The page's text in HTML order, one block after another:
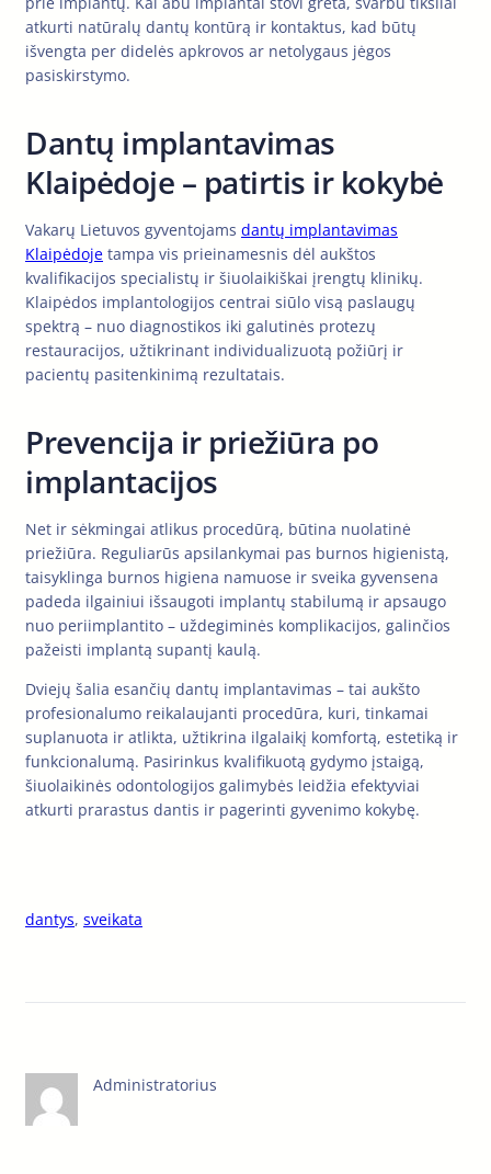
atkurti natūralų dantų kontūrą ir kontaktus, kad būtų
išvengta per didelės apkrovos ar netolygaus jėgos
pasiskirstymo.
Dantų implantavimas
Klaipėdoje – patirtis ir kokybė
Vakarų Lietuvos gyventojams dantų implantavimas
Klaipėdoje tampa vis prieinamesnis dėl aukštos
kvalifikacijos specialistų ir šiuolaikiškai įrengtų klinikų.
Klaipėdos implantologijos centrai siūlo visą paslaugų
spektrą – nuo diagnostikos iki galutinės protezų
restauracijos, užtikrinant individualizuotą požiūrį ir
pacientų pasitenkinimą rezultatais.
Prevencija ir priežiūra po
implantacijos
Net ir sėkmingai atlikus procedūrą, būtina nuolatinė
priežiūra. Reguliarūs apsilankymai pas burnos higienistą,
taisyklinga burnos higiena namuose ir sveika gyvensena
padeda ilgainiui išsaugoti implantų stabilumą ir apsaugo
nuo periimplantito – uždegiminės komplikacijos, galinčios
pažeisti implantą supantį kaulą.
Dviejų šalia esančių dantų implantavimas – tai aukšto
profesionalumo reikalaujanti procedūra, kuri, tinkamai
suplanuota ir atlikta, užtikrina ilgalaikį komfortą, estetiką ir
funkcionalumą. Pasirinkus kvalifikuotą gydymo įstaigą,
šiuolaikinės odontologijos galimybės leidžia efektyviai
atkurti prarastus dantis ir pagerinti gyvenimo kokybę.
dantys, sveikata
Administratorius